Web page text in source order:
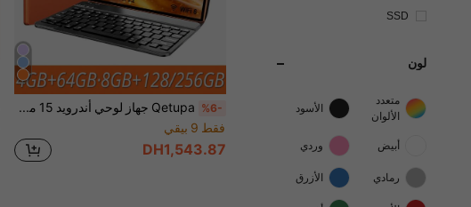
SSD
لون
متعدد
الألوان
الأسود
أبيض وردي
رمادي الأزرق
%6-
Qetupa جهاز لوحي أندرويد 15 مقاس 10.1 بوصة مع حافظة واقية ولوحة مفاتيح وماوس، معالج MTK6771 ثماني النواة 2.0 جيجاهرتز، ذاكرة وصول عشوائي 4 جيجابايت + ذاكرة تخزين 64 جيجابايت/8 جيجابايت + 128 جيجابايت/256 جيجابايت (يدعم توسيع بطاقة SD حتى 1 تيرابايت)، شاشة لمس IPS عالية الدقة (1280x800)، كاميرا أمامية 5 ميجابكسل وكاميرا خلفية 13 ميجابكسل، بطارية 6000 مللي أمبير، يدعم بلوتوث 5.2 وواي فاي 6 802.11ax وGPS ومنفذ شحن Type-C، لا يدعم بطاقة SIM (المحول غير مشمول)
فقط 9 بيقي
DH1,543.87